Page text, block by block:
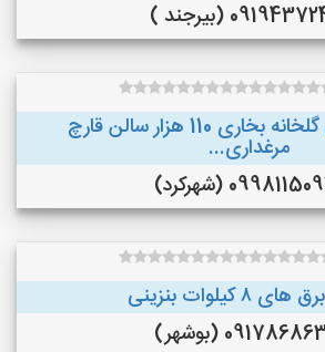
(بیرجند )
جت هیتر فن گلخانه بخاری 110 هزار سالن قارچ
مرغداری...
(شهرکرد)
٨ کیلوات بنزینی
(بوشهر)